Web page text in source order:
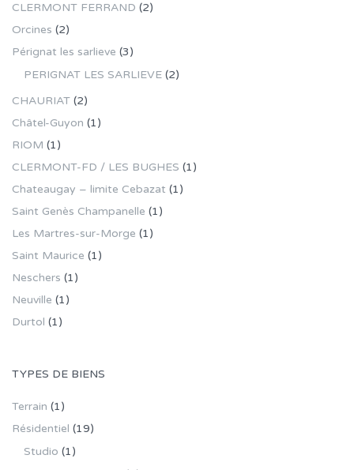
CLERMONT FERRAND (2)
Orcines (2)
Pérignat les sarlieve (3)
PERIGNAT LES SARLIEVE (2)
CHAURIAT (2)
Châtel-Guyon (1)
RIOM (1)
CLERMONT-FD / LES BUGHES (1)
Chateaugay – limite Cebazat (1)
Saint Genès Champanelle (1)
Les Martres-sur-Morge (1)
Saint Maurice (1)
Neschers (1)
Neuville (1)
Durtol (1)
TYPES DE BIENS
Terrain (1)
Résidentiel (19)
Studio (1)